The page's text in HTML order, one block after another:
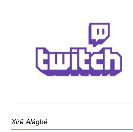
Xirê Àlágbé